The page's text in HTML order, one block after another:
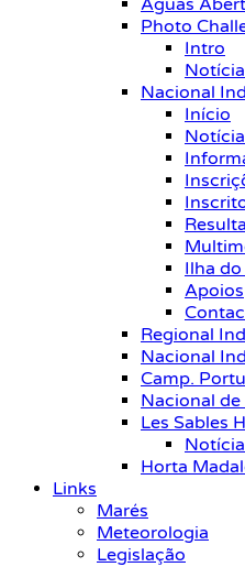
Águas
Photo
Intro
Nacional
Início
Ilha do
Apoios
Regional
Nacional
Camp.
Nacional
Les Sables
Horta
Links
Marés
Meteorologia
Legislação